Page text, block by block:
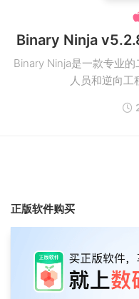
Binary Ninja
Binary Ninja是一款专业
人员和逆向工
正版软件购买